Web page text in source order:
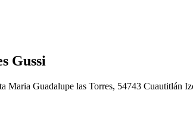
Gussi
Maria Guadalupe las Torres, 54743 Cuautitlán